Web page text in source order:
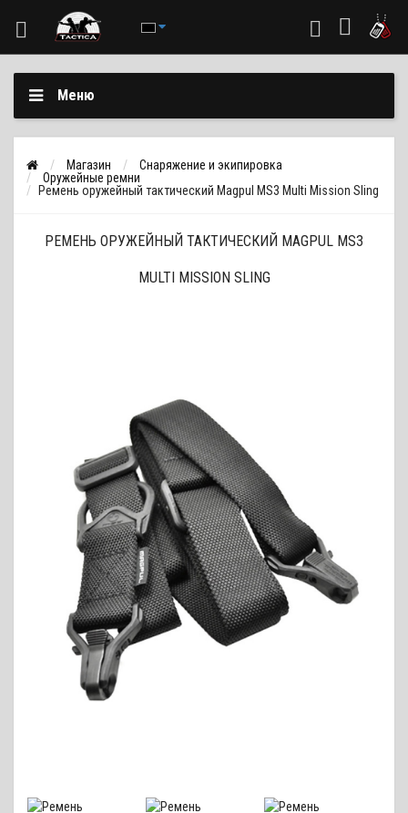
Меню
Магазин
Снаряжение и экипировка
Оружейные ремни
Ремень оружейный тактический Magpul MS3 Multi Mission Sling
РЕМЕНЬ ОРУЖЕЙНЫЙ ТАКТИЧЕСКИЙ MAGPUL MS3
MULTI MISSION SLING